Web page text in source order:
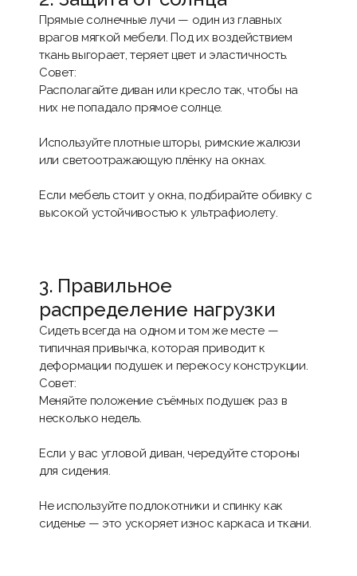
Прямые солнечные лучи — один из главных
врагов мягкой мебели. Под их воздействием
ткань выгорает, теряет цвет и эластичность.
Совет:
Располагайте диван или кресло так, чтобы на
них не попадало прямое солнце.
Используйте плотные шторы, римские жалюзи
или светоотражающую плёнку на окнах.
Если мебель стоит у окна, подбирайте обивку с
высокой устойчивостью к ультрафиолету.
3. Правильное
распределение нагрузки
Сидеть всегда на одном и том же месте —
типичная привычка, которая приводит к
деформации подушек и перекосу конструкции.
Совет:
Меняйте положение съёмных подушек раз в
несколько недель.
Если у вас угловой диван, чередуйте стороны
для сидения.
Не используйте подлокотники и спинку как
сиденье — это ускоряет износ каркаса и ткани.